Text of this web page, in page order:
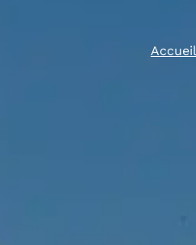
Accueil